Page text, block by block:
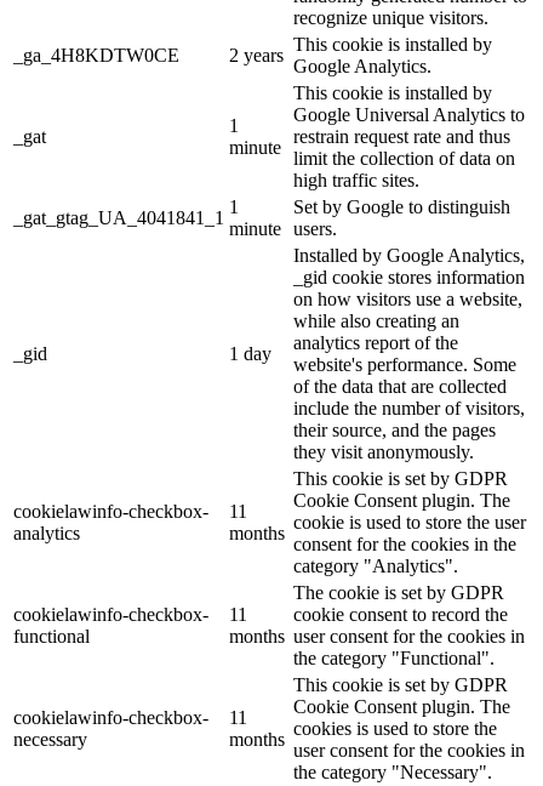
recognize unique visitors.
_ga_4H8KDTW0CE
2 years
This cookie is installed by
Google Analytics.
_gat
1
minute
This cookie is installed by
Google Universal Analytics to
restrain request rate and thus
limit the collection of data on
high traffic sites.
_gat_gtag_UA_4041841_1
1
minute
Set by Google to distinguish
users.
_gid 1 day
Installed by Google Analytics,
_gid cookie stores information
on how visitors use a website,
while also creating an
analytics report of the
website's performance. Some
of the data that are collected
include the number of visitors,
their source, and the pages
they visit anonymously.
cookielawinfo-checkbox-
analytics
11
months
This cookie is set by GDPR
Cookie Consent plugin. The
cookie is used to store the user
consent for the cookies in the
category "Analytics".
cookielawinfo-checkbox-
functional
11
months
The cookie is set by GDPR
cookie consent to record the
user consent for the cookies in
the category "Functional".
cookielawinfo-checkbox-
necessary
11
months
This cookie is set by GDPR
Cookie Consent plugin. The
cookies is used to store the
user consent for the cookies in
the category "Necessary".